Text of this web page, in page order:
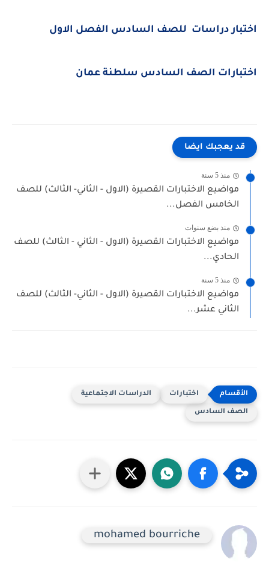
اختبار دراسات للصف السادس الفصل الاول
اختبارات الصف السادس سلطنة عمان
قد يعجبك ايضا
منذ 5 سنة
مواضيع الاختبارات القصيرة (الاول - الثاني- الثالث) للصف
الخامس الفصل...
منذ بضع سنوات
مواضيع الاختبارات القصيرة (الاول - الثاني - الثالث) للصف
الحادي...
منذ 5 سنة
مواضيع الاختبارات القصيرة (الاول - الثاني- الثالث) للصف
الثاني عشر...
اختبارات الدراسات الاجتماعية
الصف السادس
mohamed bourriche